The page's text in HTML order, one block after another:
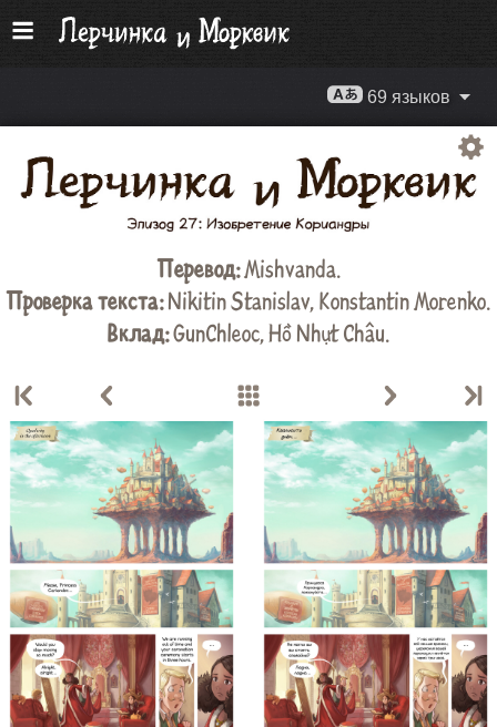
69 языков
Перевод:Mishvanda.
Проверка текста:Nikitin Stanislav,Konstantin Morenko.
Вклад:GunChleoc,Hồ Nhựt Châu.